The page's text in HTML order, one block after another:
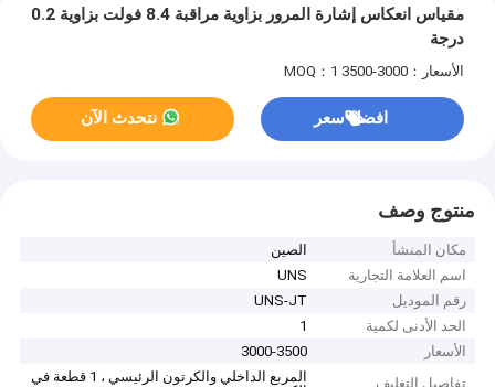
مقياس انعكاس إشارة المرور بزاوية مراقبة 8.4 فولت بزاوية 0.2
درجة
الأسعار：3000-3500 MOQ：1
افضل سعر نتحدث الآن
منتوج وصف
مكان المنشأ
الصين
اسم العلامة التجارية
UNS
رقم الموديل
UNS-JT
الحد الأدنى لكمية
1
الأسعار
3000-3500
تفاصيل التغليف
المربع الداخلي والكرتون الرئيسي ، 1 قطعة في